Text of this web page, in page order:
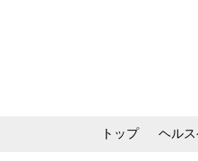
トップ ヘル